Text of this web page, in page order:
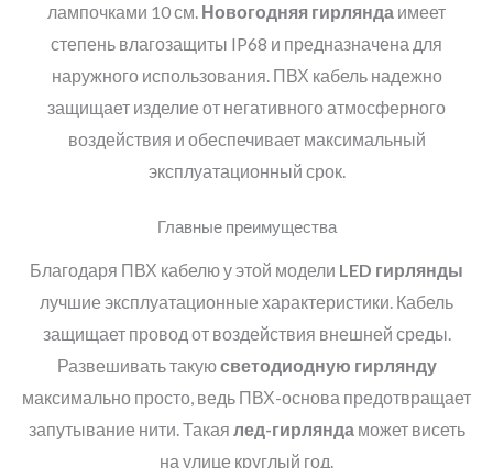
лампочками 10 см. Новогодняя гирлянда имеет
степень влагозащиты IP68 и предназначена для
наружного использования. ПВХ кабель надежно
защищает изделие от негативного атмосферного
воздействия и обеспечивает максимальный
эксплуатационный срок.
Главные преимущества
Благодаря ПВХ кабелю у этой модели LED гирлянды
лучшие эксплуатационные характеристики. Кабель
защищает провод от воздействия внешней среды.
Развешивать такуюсветодиодную гирлянду
максимально просто, ведь ПВХ-основа предотвращает
запутывание нити. Такая лед-гирлянда может висеть
на улице круглый год.